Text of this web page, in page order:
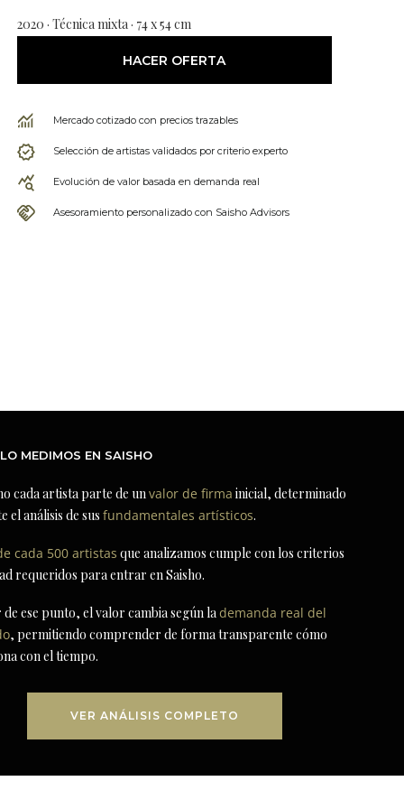
2020 · Técnica mixta · 74 x 54 cm
HACER OFERTA
Mercado cotizado con precios trazables
Selección de artistas validados por criterio experto
Evolución de valor basada en demanda real
Asesoramiento personalizado con Saisho Advisors
MEDIMOS EN SAISHO
cada artista parte de unvalor de firma inicial, determinado
el análisis de susfundamentales artísticos.
cada 500 artistas que analizamos cumple con los criterios
requeridos para entrar en Saisho.
ese punto, el valor cambia según lademanda real del
, permitiendo comprender de forma transparente cómo
con el tiempo.
VER ANÁLISIS COMPLETO